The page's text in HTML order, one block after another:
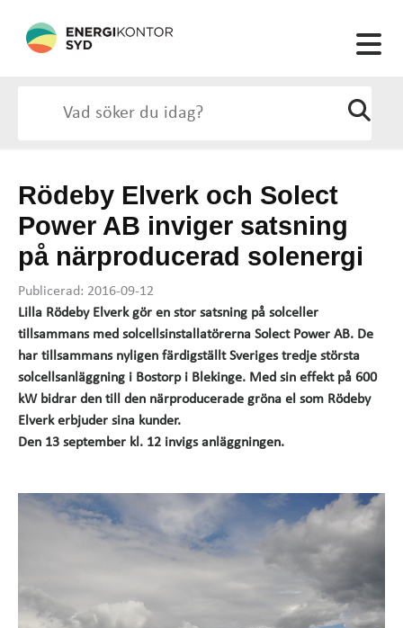
Rödeby Elverk och Solect
Power AB inviger satsning
på närproducerad solenergi
Publicerad: 2016-09-12
Lilla Rödeby Elverk gör en stor satsning på solceller
tillsammans med solcellsinstallatörerna Solect Power AB. De
har tillsammans nyligen färdigställt Sveriges tredje största
solcellsanläggning i Bostorp i Blekinge. Med sin effekt på 600
kW bidrar den till den närproducerade gröna el som Rödeby
Elverk erbjuder sina kunder.
Den 13 september kl. 12 invigs anläggningen.